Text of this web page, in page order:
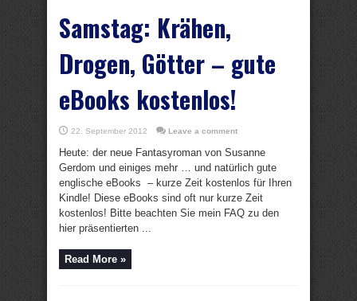
Samstag: Krähen,
Drogen, Götter – gute
eBooks kostenlos!
22. September 2012 Leave a comment
Heute: der neue Fantasyroman von Susanne
Gerdom und einiges mehr … und natürlich gute
englische eBooks – kurze Zeit kostenlos für Ihren
Kindle! Diese eBooks sind oft nur kurze Zeit
kostenlos! Bitte beachten Sie mein FAQ zu den
hier präsentierten ...
Read More »